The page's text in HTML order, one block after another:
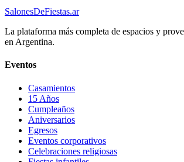
SalonesDeFiestas.ar
La plataforma más completa de espacios y
en Argentina.
Eventos
Casamientos
15 Años
Cumpleaños
Aniversarios
Egresos
Eventos corporativos
Celebraciones religiosas